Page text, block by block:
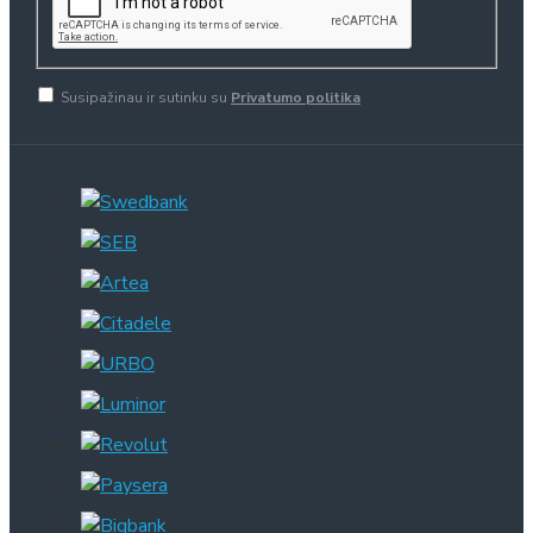
Susipažinau ir sutinku su Privatumo politika